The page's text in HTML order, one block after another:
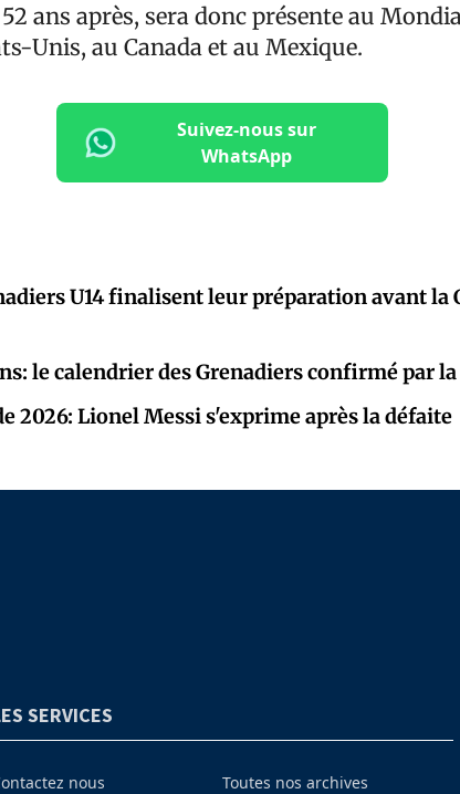
ans après, sera donc présente au
Unis, au Canada et au Mexique.
Suivez-nous sur
WhatsApp
U14 finalisent leur préparation avant la
le calendrier des Grenadiers confirmé par la
2026: Lionel Messi s'exprime après la défaite
SERVICES
nous Toutes nos archives